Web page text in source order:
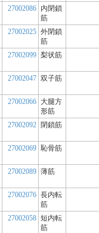
27002086 内閉鎖
筋
27002025 外閉鎖
筋
27002099 梨状筋
27002047 双子筋
27002066 大腿方
形筋
27002092 閉鎖筋
27002069 恥骨筋
27002089 薄筋
27002076 長内転
筋
27002058 短内転
筋